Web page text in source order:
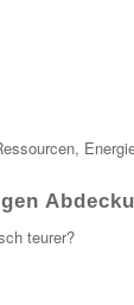
teurer?